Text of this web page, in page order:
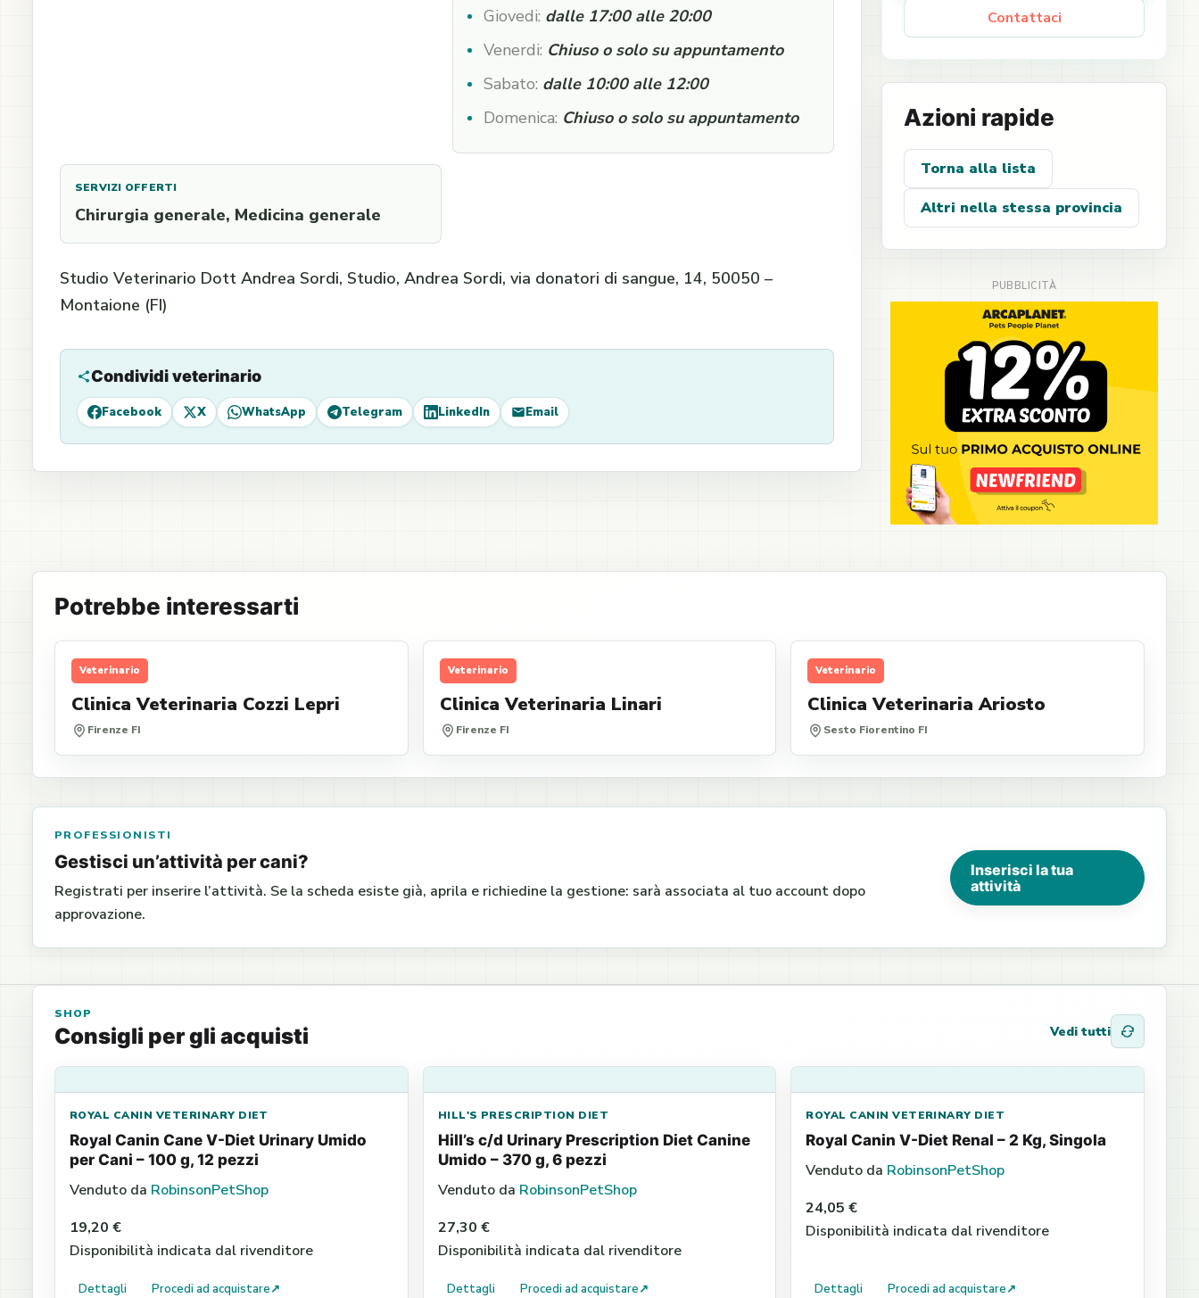
Giovedi: dalle 17:00 alle 20:00
Venerdi: Chiuso o solo su appuntamento
Sabato: dalle 10:00 alle 12:00
Domenica: Chiuso o solo su appuntamento
SERVIZI OFFERTI
Chirurgia generale, Medicina generale
Studio Veterinario Dott Andrea Sordi, Studio, Andrea Sordi, via donatori di sangue, 14, 50050 –
Montaione (FI)
Condividi veterinario
Facebook X WhatsApp Telegram LinkedIn Email
Contattaci
Azioni rapide
Torna alla lista
Altri nella stessa provincia
Potrebbe interessarti
Veterinario
Clinica Veterinaria Cozzi Lepri
Firenze FI
Veterinario
Clinica Veterinaria Linari
Firenze FI
Veterinario
Clinica Veterinaria Ariosto
Sesto Fiorentino FI
PROFESSIONISTI
Gestisci un’attività per cani?
Registrati per inserire l’attività. Se la scheda esiste già, aprila e richiedine la gestione: sarà associata al tuo account dopo
approvazione.
Inserisci la tua
attività
SHOP
Consigli per gli acquisti Vedi tutti
ROYAL CANIN VETERINARY DIET
Royal Canin Cane V-Diet Urinary Umido
per Cani – 100 g, 12 pezzi
Venduto da RobinsonPetShop
19,20 €
Disponibilità indicata dal rivenditore
Dettagli Procedi ad acquistare↗
HILL'S PRESCRIPTION DIET
Hill’s c/d Urinary Prescription Diet Canine
Umido – 370 g, 6 pezzi
Venduto da RobinsonPetShop
27,30 €
Disponibilità indicata dal rivenditore
Dettagli Procedi ad acquistare↗
ROYAL CANIN VETERINARY DIET
Royal Canin V-Diet Renal – 2 Kg, Singola
Venduto da RobinsonPetShop
24,05 €
Disponibilità indicata dal rivenditore
Dettagli Procedi ad acquistare↗